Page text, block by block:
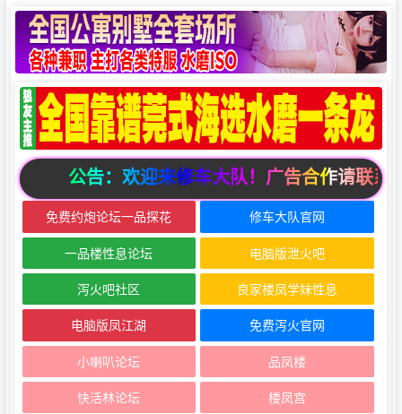
公告：欢迎来修车大队！广告合作请联
免费约炮论坛一品探花 修车大队官网
一品楼性息论坛 电脑版泄火吧
泻火吧社区 良家楼凤学妹性息
电脑版凤江湖 免费泻火官网
小喇叭论坛 品凤楼
快活林论坛 楼凤宫